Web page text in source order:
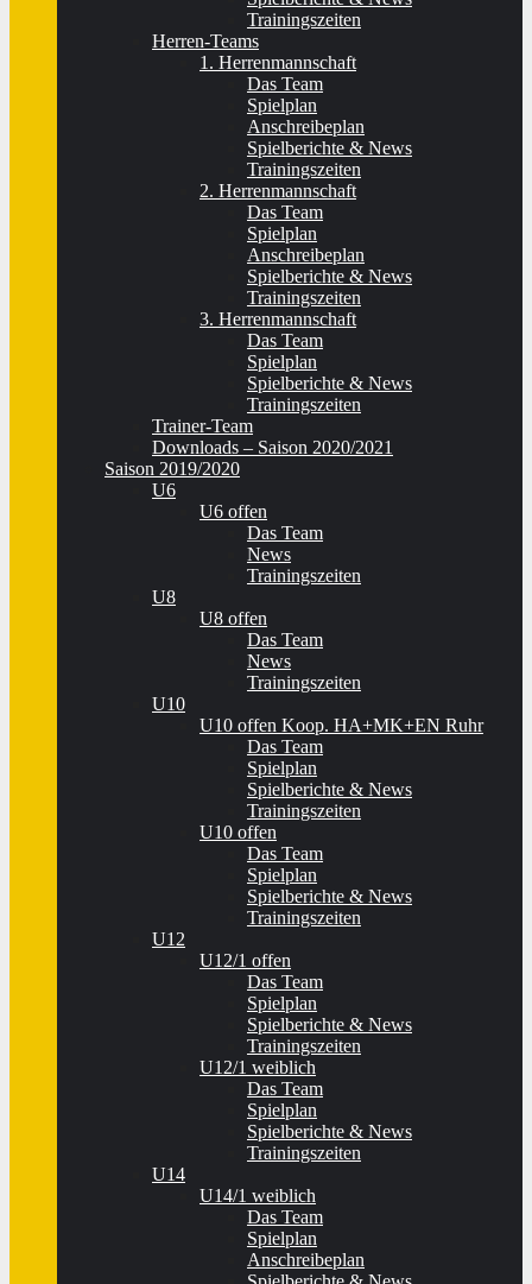
Trainingszeiten
Herren-Teams
1. Herrenmannschaft
Das Team
Spielplan
Anschreibeplan
Spielberichte & News
Trainingszeiten
2. Herrenmannschaft
Das Team
Spielplan
Anschreibeplan
Spielberichte & News
Trainingszeiten
3. Herrenmannschaft
Das Team
Spielplan
Spielberichte & News
Trainingszeiten
Trainer-Team
Downloads – Saison 2020/2021
Saison 2019/2020
U6
U6 offen
Das Team
News
Trainingszeiten
U8
U8 offen
Das Team
News
Trainingszeiten
U10
U10 offen Koop. HA+MK+EN Ruhr
Das Team
Spielplan
Spielberichte & News
Trainingszeiten
U10 offen
Das Team
Spielplan
Spielberichte & News
Trainingszeiten
U12
U12/1 offen
Das Team
Spielplan
Spielberichte & News
Trainingszeiten
U12/1 weiblich
Das Team
Spielplan
Spielberichte & News
Trainingszeiten
U14
U14/1 weiblich
Das Team
Spielplan
Anschreibeplan